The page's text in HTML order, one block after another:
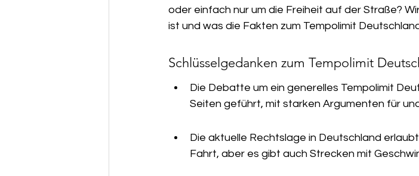
oder einfach nur um die Freiheit auf der Straße?
ist und was die Fakten zum Tempolimit
Schlüsselgedanken zum Tempolimit
Die Debatte um ein generelles Tempolimit
Seiten geführt, mit starken Argumenten für
Die aktuelle Rechtslage in Deutschland
Fahrt, aber es gibt auch Strecken mit